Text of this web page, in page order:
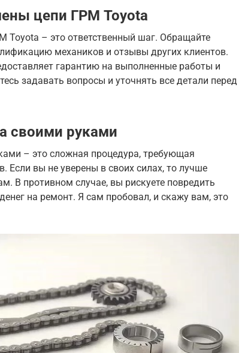
цепи ГРМ Toyota
Toyota – это ответственный шаг. Обращайте
механиков и отзывы других клиентов.
гарантию на выполненные работы и
задавать вопросы и уточнять все детали перед
своими руками
– это сложная процедура, требующая
Если вы не уверены в своих силах, то лучше
В противном случае, вы рискуете повредить
на ремонт. Я сам пробовал, и скажу вам, это